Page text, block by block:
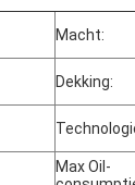
Macht:
Dekking:
Max Oil-